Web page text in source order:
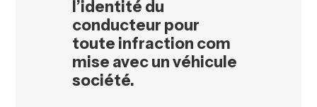
l’identité du
conducteur pour
toute infraction com
mise avec un véhicule
société.